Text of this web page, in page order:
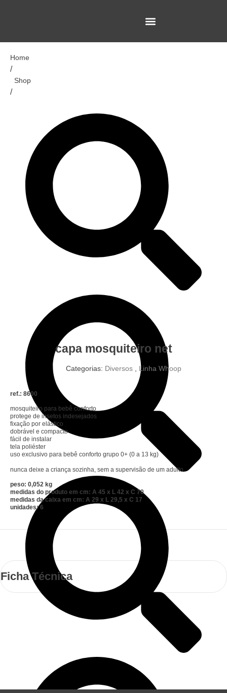
Home
/
Shop
/
capa mosquiteiro net
Categorias: Diversos Linha Whoop
ref.: 8600
mosquiteiro para bebê conforto
protege de insetos indesejados
fixação por elástico
dobrável e compacto
fácil de instalar
tela poliéster
uso exclusivo para bebê conforto grupo 0+ (0 a 13 kg)
nunca deixe a criança sozinha, sem a supervisão de um adulto.
peso: 0,052 kg
medidas do produto em cm: A 45 x L 42 x C 70
medidas da caixa em cm: A 29 x L 29,5 x C 17
unidades: 6
Ficha Técnica